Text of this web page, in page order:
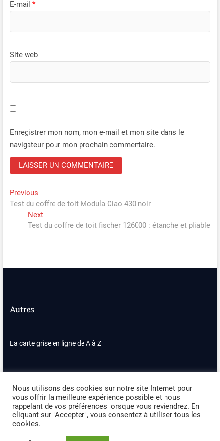
E-mail *
Site web
Enregistrer mon nom, mon e-mail et mon site dans le
navigateur pour mon prochain commentaire.
Navigation
de
l’article
PreviousPrevious
post:
Test du coffre de toit Modula Ciao 430 noir
NextNext
post:
Test du coffre de toit fischer 126000 : étanche et pliable
Autres
La carte grise en ligne de A à Z
Nous contacter
Plan du site
Politique de confidentialité
Mentions légales
Occasion Automobile
Copyright All right reserved
Nous utilisons des cookies sur notre site Internet pour
vous offrir la meilleure expérience possible et nous
rappelant de vos préférences lorsque vous reviendrez. En
cliquant sur "Accepter", vous consentez à utiliser tous les
cookies.